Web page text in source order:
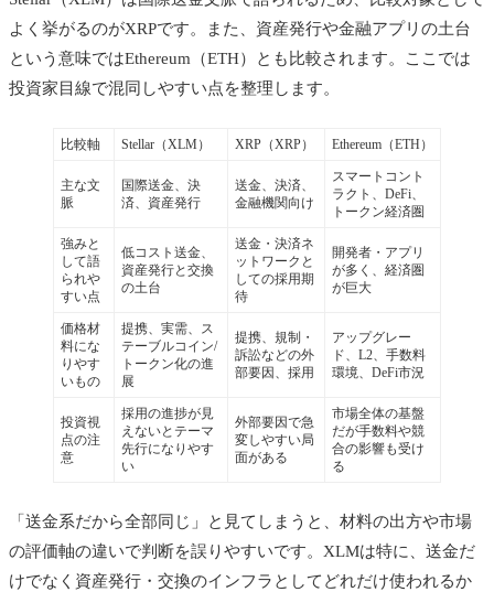
よく挙がるのがXRPです。また、資産発行や金融アプリの土台
という意味ではEthereum（ETH）とも比較されます。ここでは
投資家目線で混同しやすい点を整理します。
比較軸 Stellar（XLM） XRP（XRP） Ethereum（ETH）
主な文
脈
国際送金、決
済、資産発行
送金、決済、
金融機関向け
スマートコント
ラクト、DeFi、
トークン経済圏
強みと
して語
られや
すい点
低コスト送金、
資産発行と交換
の土台
送金・決済ネ
ットワークと
しての採用期
待
開発者・アプリ
が多く、経済圏
が巨大
価格材
料にな
りやす
いもの
提携、実需、ス
テーブルコイン/
トークン化の進
展
提携、規制・
訴訟などの外
部要因、採用
アップグレー
ド、L2、手数料
環境、DeFi市況
投資視
点の注
意
採用の進捗が見
えないとテーマ
先行になりやす
い
外部要因で急
変しやすい局
面がある
市場全体の基盤
だが手数料や競
合の影響も受け
る
「送金系だから全部同じ」と見てしまうと、材料の出方や市場
の評価軸の違いで判断を誤りやすいです。XLMは特に、送金だ
けでなく資産発行・交換のインフラとしてどれだけ使われるか